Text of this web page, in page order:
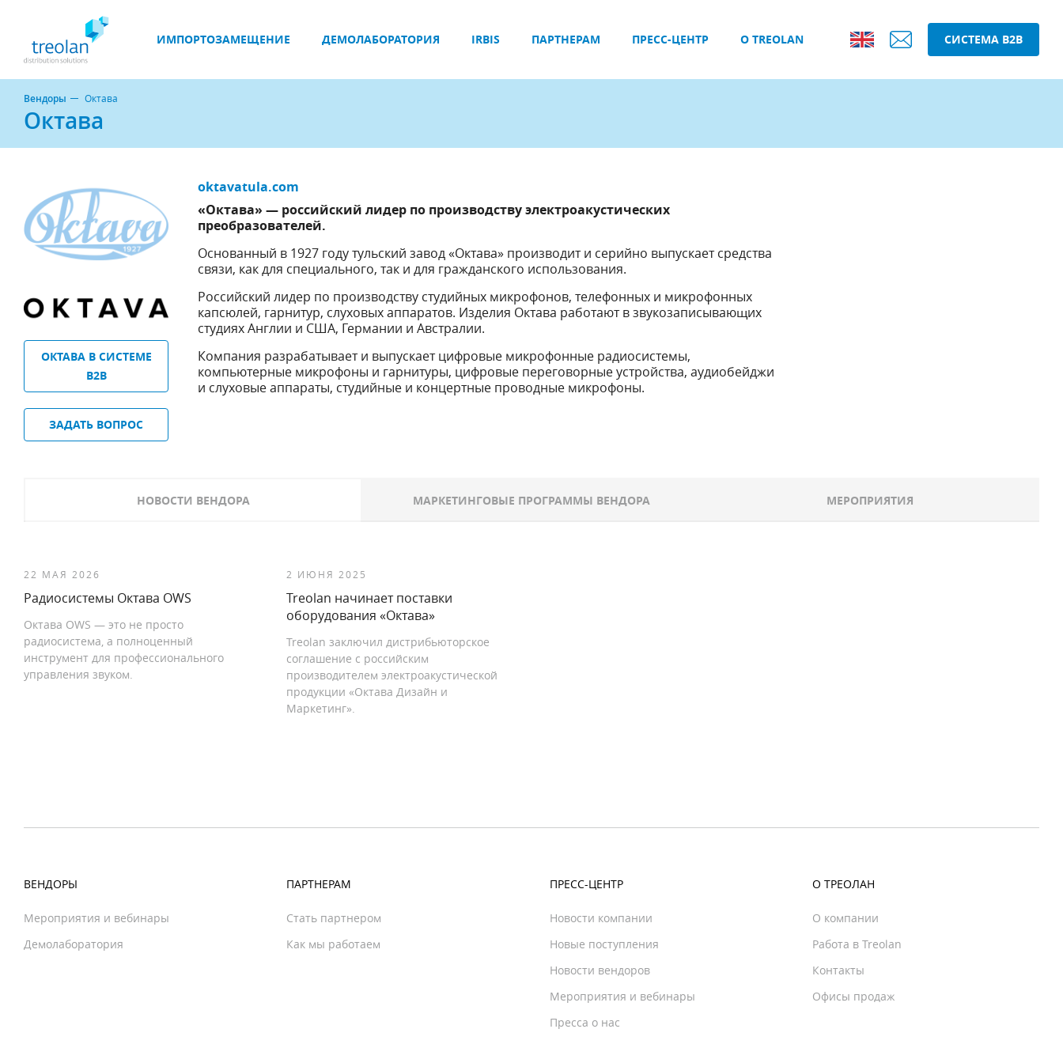
ИМПОРТОЗАМЕЩЕНИЕ ДЕМОЛАБОРАТОРИЯ IRBIS ПАРТНЕРАМ ПРЕСС-ЦЕНТР О TREOLAN СИСТЕМА B2B
Вендоры Октава
Октава
ОКТАВА В СИСТЕМЕ
B2B
ЗАДАТЬ ВОПРОС
oktavatula.com
«Октава» — российский лидер по производству электроакустических
преобразователей.
Основанный в 1927 году тульский завод «Октава» производит и серийно выпускает средства
связи, как для специального, так и для гражданского использования.
Российский лидер по производству студийных микрофонов, телефонных и микрофонных
капсюлей, гарнитур, слуховых аппаратов. Изделия Октава работают в звукозаписывающих
студиях Англии и США, Германии и Австралии.
Компания разрабатывает и выпускает цифровые микрофонные радиосистемы,
компьютерные микрофоны и гарнитуры, цифровые переговорные устройства, аудиобейджи
и слуховые аппараты, студийные и концертные проводные микрофоны.
НОВОСТИ ВЕНДОРА МАРКЕТИНГОВЫЕ ПРОГРАММЫ ВЕНДОРА МЕРОПРИЯТИЯ
22 МАЯ 2026
Радиосистемы Октава OWS
Октава OWS — это не просто
радиосистема, а полноценный
инструмент для профессионального
управления звуком.
2 ИЮНЯ 2025
Treolan начинает поставки
оборудования «Октава»
Treolan заключил дистрибьюторское
соглашение с российским
производителем электроакустической
продукции «Октава Дизайн и
Маркетинг».
ВЕНДОРЫ
Мероприятия и вебинары
Демолаборатория
ПАРТНЕРАМ
Стать партнером
Как мы работаем
ПРЕСС-ЦЕНТР
Новости компании
Новые поступления
Новости вендоров
Мероприятия и вебинары
Пресса о нас
О ТРЕОЛАН
О компании
Работа в Treolan
Контакты
Офисы продаж